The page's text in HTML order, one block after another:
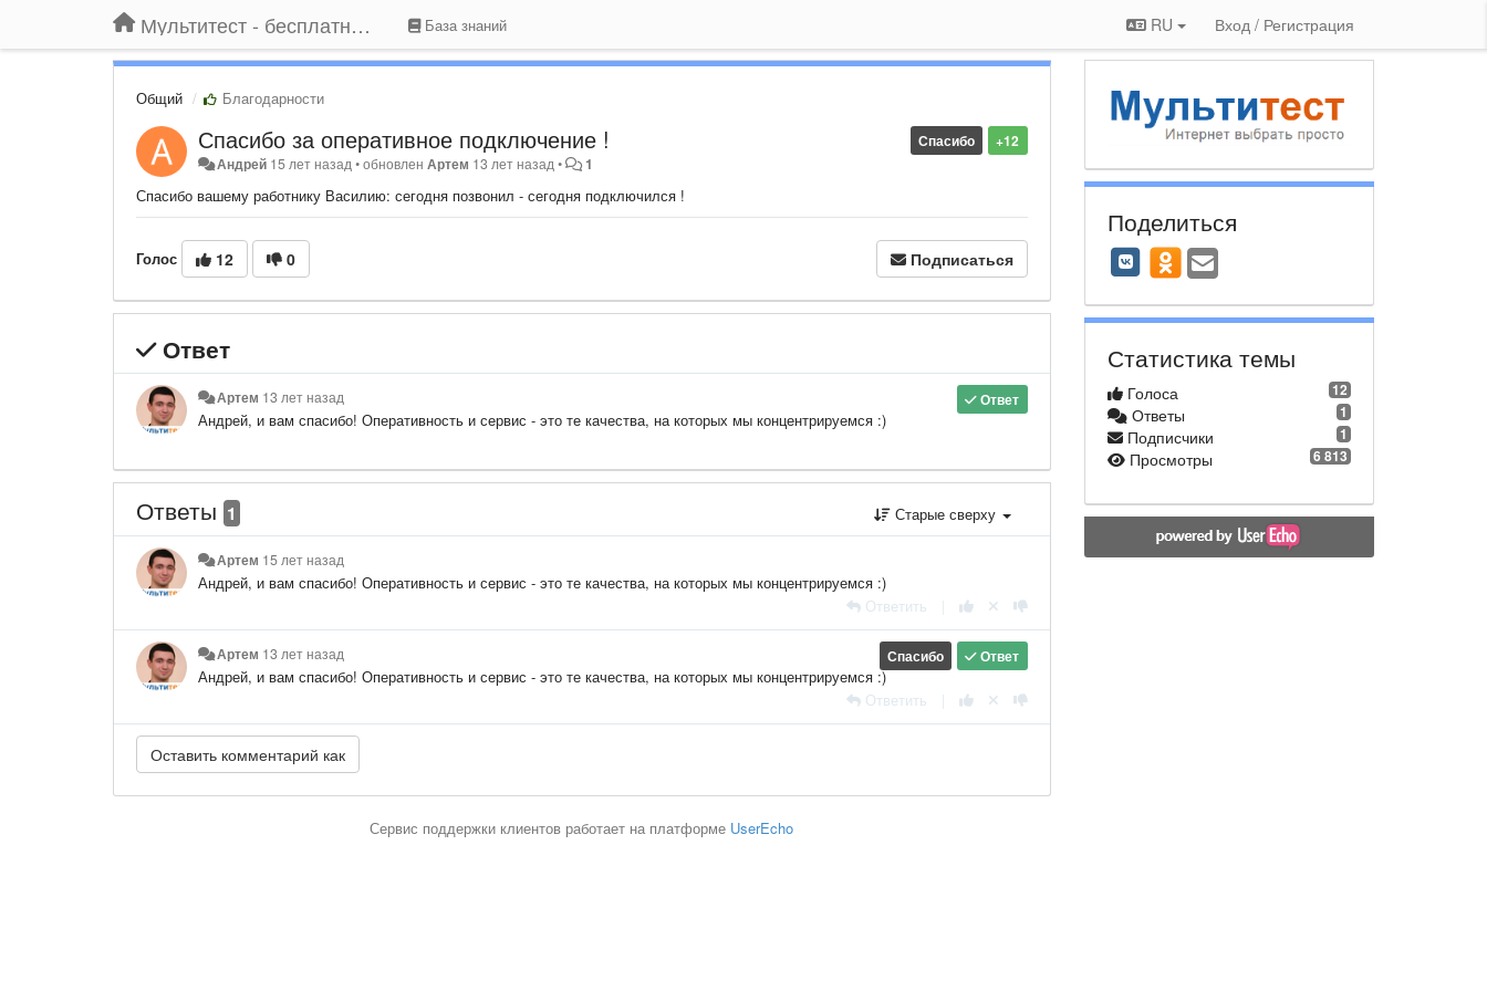
Мультитест - бесплатный подбор провайдера по адресу База знаний RU Вход / Регистрация
Общий Благодарности
+12
Спасибо
Спасибо за оперативное подключение !
Андрей 15 лет назад•обновленАртем 13 лет назад• 1
Спасибо вашему работнику Василию: сегодня позвонил - сегодня подключился !
Голос 12 0 Подписаться
Ответ
Ответ
Артем 13 лет назад
Андрей, и вам спасибо! Оперативность и сервис - это те качества, на которых мы концентрируемся :)
Ответы 1 Старые сверху
Артем 15 лет назад
Андрей, и вам спасибо! Оперативность и сервис - это те качества, на которых мы концентрируемся :)
Ответить
Ответ
Спасибо
Артем 13 лет назад
Андрей, и вам спасибо! Оперативность и сервис - это те качества, на которых мы концентрируемся :)
Ответить
Сервис поддержки клиентов работает на платформе UserEcho
Поделиться
Статистика темы
12
Голоса
1
Ответы
1
Подписчики
6 813
Просмотры